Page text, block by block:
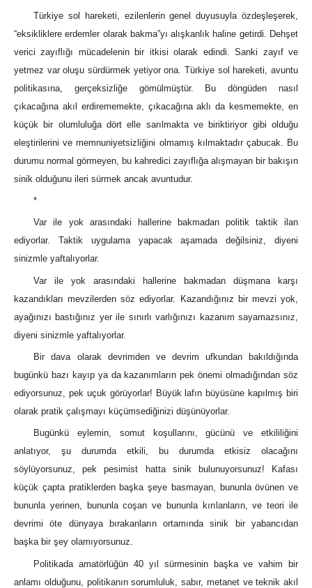
Türkiye sol hareketi, ezilenlerin genel duyusuyla özdeşleşerek,
“eksikliklere erdemler olarak bakma”yı alışkanlık haline getirdi. Dehşet
verici zayıflığı mücadelenin bir itkisi olarak edindi. Sanki zayıf ve
yetmez var oluşu sürdürmek yetiyor ona. Türkiye sol hareketi, avuntu
politikasına, gerçeksizliğe gömülmüştür. Bu döngüden nasıl
çıkacağına akıl erdirememekte, çıkacağına aklı da kesmemekte, en
küçük bir olumluluğa dört elle sarılmakta ve biriktiriyor gibi olduğu
eleştirilerini ve memnuniyetsizliğini olmamış kılmaktadır çabucak. Bu
durumu normal görmeyen, bu kahredici zayıflığa alışmayan bir bakışın
sinik olduğunu ileri sürmek ancak avuntudur.
*
Var ile yok arasındaki hallerine bakmadan politik taktik ilan
ediyorlar. Taktik uygulama yapacak aşamada değilsiniz, diyeni
sinizmle yaftalıyorlar.
Var ile yok arasındaki hallerine bakmadan düşmana karşı
kazandıkları mevzilerden söz ediyorlar. Kazandığınız bir mevzi yok,
ayağınızı bastığınız yer ile sınırlı varlığınızı kazanım sayamazsınız,
diyeni sinizmle yaftalıyorlar.
Bir dava olarak devrimden ve devrim ufkundan bakıldığında
bugünkü bazı kayıp ya da kazanımların pek önemi olmadığından söz
ediyorsunuz, pek uçuk görüyorlar! Büyük lafın büyüsüne kapılmış biri
olarak pratik çalışmayı küçümsediğinizi düşünüyorlar.
Bugünkü eylemin, somut koşullarını, gücünü ve etkililiğini
anlatıyor, şu durumda etkili, bu durumda etkisiz olacağını
söylüyorsunuz, pek pesimist hatta sinik bulunuyorsunuz! Kafası
küçük çapta pratiklerden başka şeye basmayan, bununla övünen ve
bununla yerinen, bununla coşan ve bununla kırılanların, ve teori ile
devrimi öte dünyaya bırakanların ortamında sinik bir yabancıdan
başka bir şey olamıyorsunuz.
Politikada amatörlüğün 40 yıl sürmesinin başka ve vahim bir
anlamı olduğunu, politikanın sorumluluk, sabır, metanet ve teknik akıl